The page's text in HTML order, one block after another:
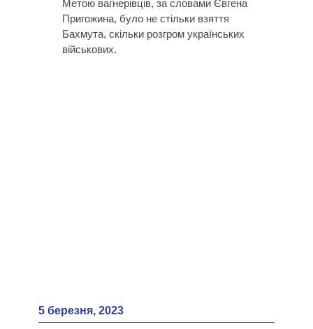
Метою вагнерівців, за словами Євгена
Пригожина, було не стільки взяття
Бахмута, скільки розгром українських
військових.
5 березня, 2023